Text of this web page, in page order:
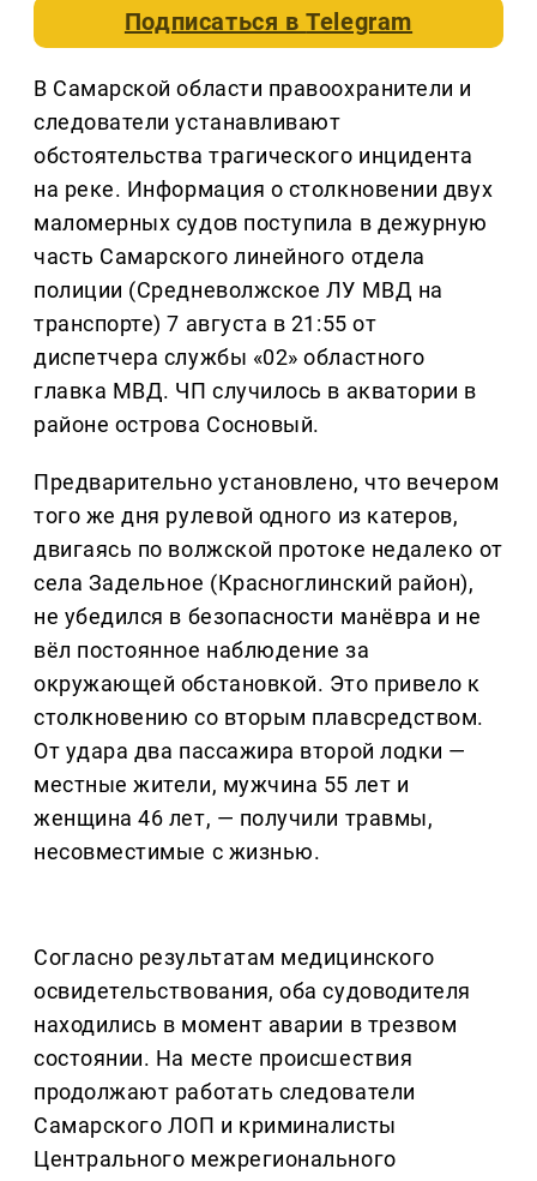
Подписаться вTelegram
В Самарской области правоохранители и
следователи устанавливают
обстоятельства трагического инцидента
на реке. Информация о столкновении двух
маломерных судов поступила в дежурную
часть Самарского линейного отдела
полиции (Средневолжское ЛУ МВД на
транспорте) 7 августа в 21:55 от
диспетчера службы «02» областного
главка МВД. ЧП случилось в акватории в
районе острова Сосновый.
Предварительно установлено, что вечером
того же дня рулевой одного из катеров,
двигаясь по волжской протоке недалеко от
села Задельное (Красноглинский район),
не убедился в безопасности манёвра и не
вёл постоянное наблюдение за
окружающей обстановкой. Это привело к
столкновению со вторым плавсредством.
От удара два пассажира второй лодки —
местные жители, мужчина 55 лет и
женщина 46 лет, — получили травмы,
несовместимые с жизнью.
Согласно результатам медицинского
освидетельствования, оба судоводителя
находились в момент аварии в трезвом
состоянии. На месте происшествия
продолжают работать следователи
Самарского ЛОП и криминалисты
Центрального межрегионального